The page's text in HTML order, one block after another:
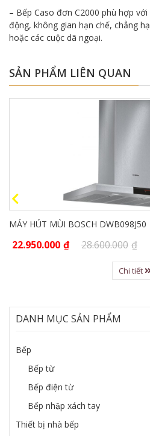
– Bếp Caso đơn C2000 phù hợp
động, không gian hạn chế, chẳng
hoặc các cuộc dã ngoại.
SẢN PHẨM LIÊN QUAN
-20%
BẾP TỪ
17.500.000
DANH MỤC SẢN PHẨM
Bếp
Bếp từ
Bếp điện từ
Bếp nhập xách tay
Thiết bị nhà bếp